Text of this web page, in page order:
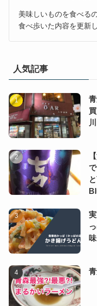
美味しいものを食べる
食べ歩いた内容を更新
人気記事